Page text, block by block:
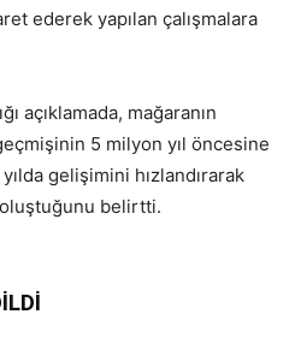
ederek yapılan çalışmalara
açıklamada, mağaranın
5 milyon yıl öncesine
gelişimini hızlandırarak
belirtti.